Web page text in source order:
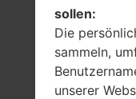
sollen:
Die
sammeln,
unserer